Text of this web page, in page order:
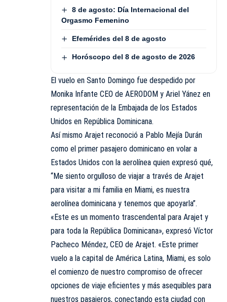
8 de agosto: Día Internacional del
Orgasmo Femenino
Efemérides del 8 de agosto
Horóscopo del 8 de agosto de 2026
El vuelo en Santo Domingo fue despedido por
Monika Infante CEO de AERODOM y Ariel Yánez en
representación de la Embajada de los Estados
Unidos en República Dominicana.
Así mismo Arajet reconoció a Pablo Mejía Durán
como el primer pasajero dominicano en volar a
Estados Unidos con la aerolínea quien expresó qué,
“Me siento orgulloso de viajar a través de Arajet
para visitar a mi familia en Miami, es nuestra
aerolínea dominicana y tenemos que apoyarla”.
«Este es un momento trascendental para Arajet y
para toda la República Dominicana», expresó Víctor
Pacheco Méndez, CEO de Arajet. «Este primer
vuelo a la capital de América Latina, Miami, es solo
el comienzo de nuestro compromiso de ofrecer
opciones de viaje eficientes y más asequibles para
nuestros pasajeros, conectando esta ciudad con